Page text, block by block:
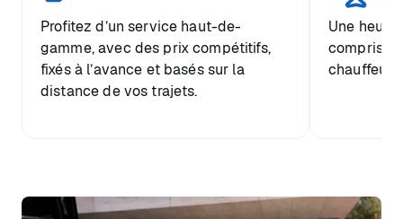
Profitez d’un service haut-de-
gamme, avec des prix compétitifs,
fixés à l’avance et basés sur la
distance de vos trajets.
Une heure
comprise
chauffeur.